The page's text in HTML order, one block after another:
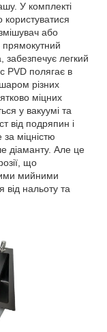
У комплекті
або
забезпечує легкий
PVD полягає в
шаром різних
міцних
у вакуумі та
від подряпин і
міцністю
діаманту. Але це
що
мийними
від нальоту та